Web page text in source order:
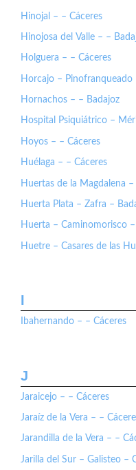
Hinojal – – Cáceres
Hinojosa del Valle –
Holguera – – Cáceres
Horcajo – Pinofranqueado
Hornachos – – Badajoz
Hospital Psiquiátrico –
Hoyos – – Cáceres
Huélaga – – Cáceres
Huertas de la Magdalena
Huerta Plata – Zafra –
Huerta – Caminomorisco –
Huetre – Casares de las
I
Ibahernando – – Cáceres
J
Jaraicejo – – Cáceres
Jaraíz de la Vera – –
Jarandilla de la
Jarilla del Sur – Galisteo –